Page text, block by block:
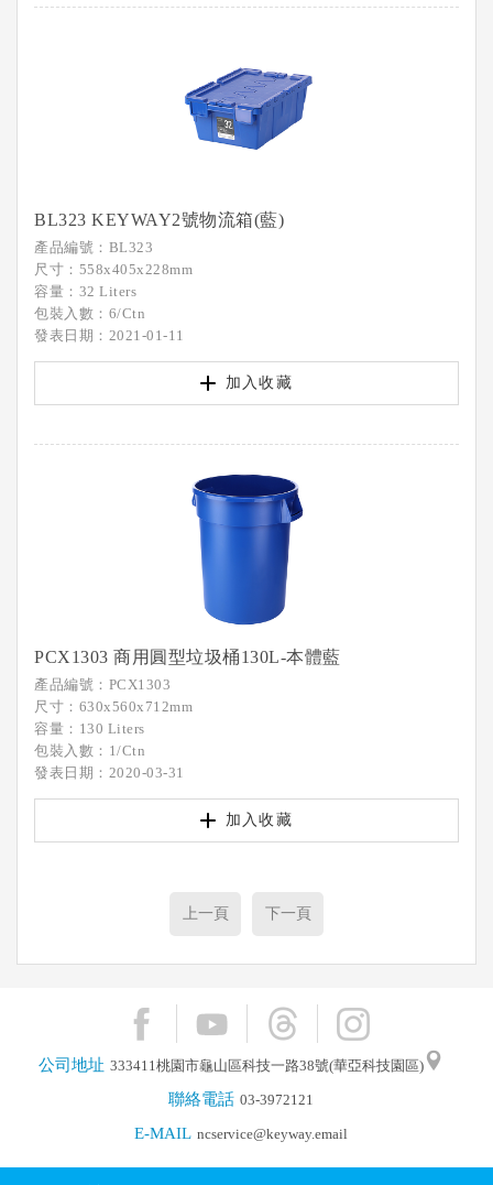
BL323 KEYWAY2號物流箱(藍)
產品編號：BL323
尺寸：558x405x228mm
容量：32 Liters
包裝入數：6/Ctn
發表日期：2021-01-11
加入收藏
PCX1303 商用圓型垃圾桶130L-本體藍
產品編號：PCX1303
尺寸：630x560x712mm
容量：130 Liters
包裝入數：1/Ctn
發表日期：2020-03-31
加入收藏
上一頁 下一頁
公司地址 333411桃園市龜山區科技一路38號(華亞科技園區)
聯絡電話 03-3972121
E-MAIL ncservice@keyway.email